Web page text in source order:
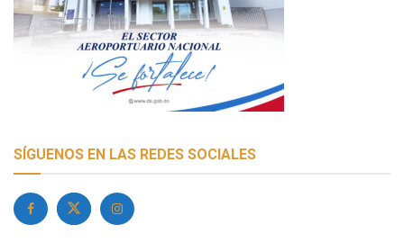
SÍGUENOS EN LAS REDES SOCIALES